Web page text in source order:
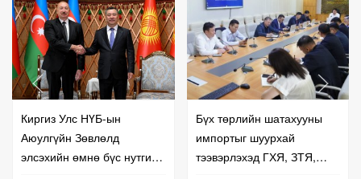
Киргиз Улс НҮБ-ын
Аюулгүйн Зөвлөлд
элсэхийн өмнө бүс нутгийн
Бүх төрлийн шатахууны
импортыг шуурхай
тээвэрлэхэд ГХЯ, ЗТЯ,